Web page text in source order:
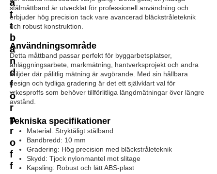
å
t
t
b
a
n
d
f
ö
r
p
r
o
f
f
stålmåttband är utvecklat för professionell användning och
erbjuder hög precision tack vare avancerad bläckstråleteknik
och robust konstruktion.
Användningsområde
Detta måttband passar perfekt för byggarbetsplatser,
anläggningsarbete, markmätning, hantverksprojekt och andra
miljöer där pålitlig mätning är avgörande. Med sin hållbara
design och tydliga gradering är det ett självklart val för
yrkesproffs som behöver tillförlitliga längdmätningar över längre
avstånd.
Tekniska specifikationer
Material: Stryktåligt stålband
Bandbredd: 10 mm
Gradering: Hög precision med bläckstråleteknik
Skydd: Tjock nylonmantel mot slitage
Kapsling: Robust och lätt ABS-plast